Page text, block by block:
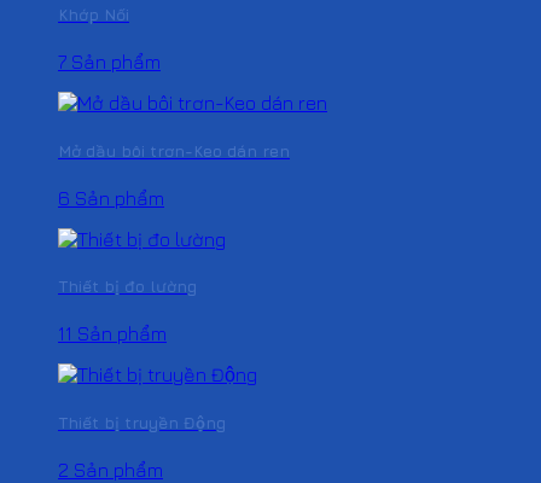
Khớp Nối
7 Sản phẩm
Mở dầu bôi trơn-Keo dán ren
6 Sản phẩm
Thiết bị đo lường
11 Sản phẩm
Thiết bị truyền Động
2 Sản phẩm